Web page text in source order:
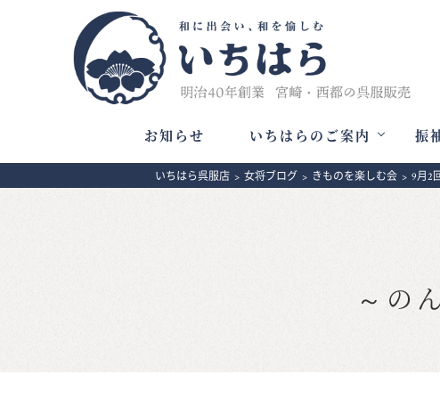
お知らせ いちはらのご案内 振
いちはら呉服店 > 女将ブログ > きものを楽しむ会 > 9月2
～の